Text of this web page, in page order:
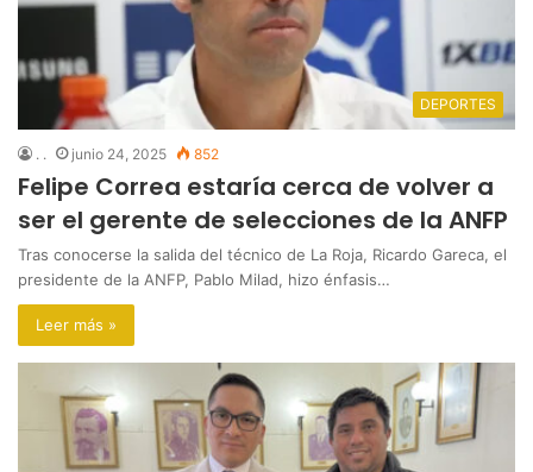
DEPORTES
. . junio 24, 2025 852
Felipe Correa estaría cerca de volver a
ser el gerente de selecciones de la ANFP
Tras conocerse la salida del técnico de La Roja, Ricardo Gareca, el
presidente de la ANFP, Pablo Milad, hizo énfasis…
Leer más »